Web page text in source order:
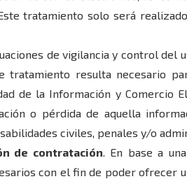
tratamiento solo será
de vigilancia y control del
resulta necesario
de la Información y Comercio
o pérdida de aquella
civiles, penales y/o
de contratación. En base a
con el fin de poder ofrecer